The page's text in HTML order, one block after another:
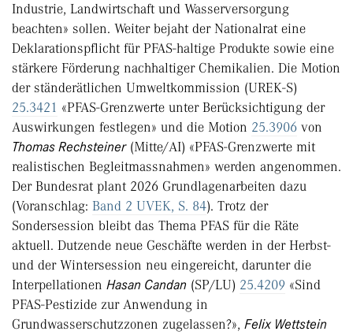
Industrie, Landwirtschaft und Wasserversorgung
beachten» sollen. Weiter bejaht der Nationalrat eine
Deklarationspflicht für PFAS-haltige Produkte sowie eine
stärkere Förderung nachhaltiger Chemikalien. Die Motion
der ständerätlichen Umweltkommission (UREK-S)
25.3421 «PFAS-Grenzwerte unter Berücksichtigung der
Auswirkungen festlegen» und die Motion 25.3906 von
Thomas Rechsteiner(Mitte/AI) «PFAS-Grenzwerte mit
realistischen Begleitmassnahmen» werden angenommen.
Der Bundesrat plant 2026 Grundlagenarbeiten dazu
(Voranschlag: Band 2 UVEK, S. 84). Trotz der
Sondersession bleibt das Thema PFAS für die Räte
aktuell. Dutzende neue Geschäfte werden in der Herbst-
und der Wintersession neu eingereicht, darunter die
Interpellationen Hasan Candan (SP/LU) 25.4209 «Sind
PFAS-Pestizide zur Anwendung in
Grundwasserschutzzonen zugelassen?», Felix Wettstein